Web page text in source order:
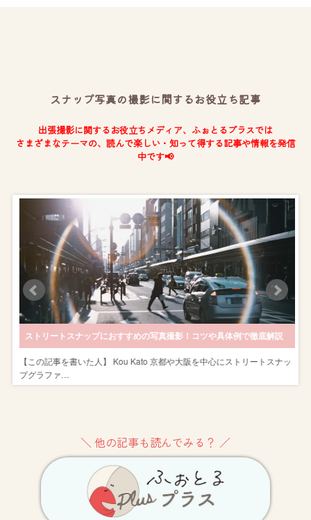
スナップ写真の撮影に関するお役立ち記事
出張撮影に関するお役立ちメディア、ふぉとるプラスでは
さまざまなテーマの、読んで楽しい・知って得する記事や情報を発信
中です📢
ストリートスナップにおすすめの写真撮影！コツや具体例で徹底解説
【この記事を書いた人】 Kou Kato 京都や大阪を中心にストリートスナッ
プグラファ…
＼ 他の記事も読んでみる？ ／